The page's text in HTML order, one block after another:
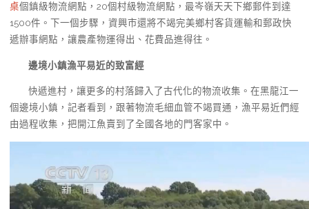
桌個鎮級物流網點，20個村級物流網點，最岑嶺天天下鄉郵件到達
1500件。下一個步驟，資興市還將不竭完美鄉村客貨運輸和郵政快
遞辦事網點，讓農產物運得出、花費品進得往。
邊境小鎮漁平易近的致富經
快遞進村，讓更多的村落歸入了古代化的物流收集。在黑龍江一
個邊境小鎮，記者看到，跟著物流毛細血管不竭買通，漁平易近們經
由過程收集，把開江魚賣到了全國各地的門客家中。